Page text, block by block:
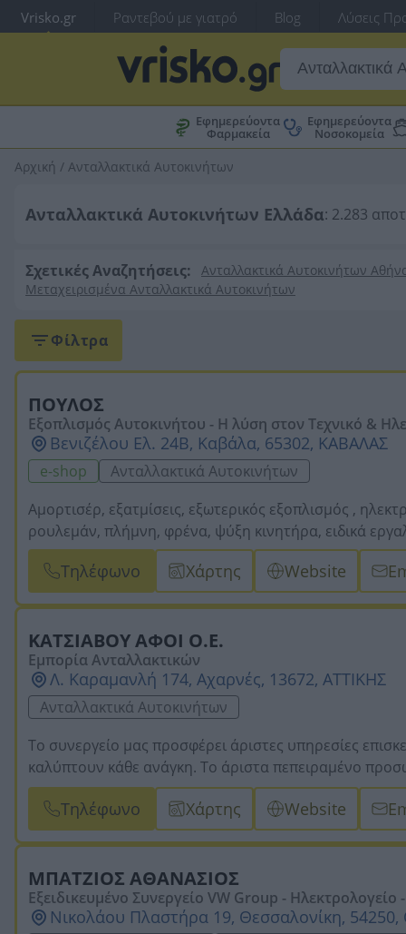
Vrisko.gr Ραντεβού με γιατρό Blog Λύσεις
Εφημερεύοντα
Φαρμακεία
Εφημερεύοντα
Νοσοκομεία
Αρχική / Ανταλλακτικά Αυτοκινήτων
Ανταλλακτικά Αυτοκινήτων Ελλάδα: 2.283
Σχετικές Αναζητήσεις: Ανταλλακτικά Αυτοκινήτων
Μεταχειρισμένα Ανταλλακτικά Αυτοκινήτων
Φίλτρα
ΠΟΥΛΟΣ
Εξοπλισμός Αυτοκινήτου - Η λύση στον Τεχνικό &
hop Ανταλλακτικών
Βενιζέλου Ελ. 24Β, Καβάλα, 65302, ΚΑΒΑΛΑΣ
e-shop
Ανταλλακτικά Αυτοκινήτων
Αμορτισέρ, εξατμίσεις, εξωτερικός εξοπλισμός ,
ρουλεμάν, πλήμνη, φρένα, ψύξη κινητήρα, ειδικά
Τηλέφωνο Χάρτης Website
ΚΑΤΣΙΑΒΟΥ ΑΦΟΙ Ο.Ε.
Εμπορία Ανταλλακτικών
Λ. Καραμανλή 174, Αχαρνές, 13672, ΑΤΤΙΚΗΣ
Ανταλλακτικά Αυτοκινήτων
Το συνεργείο μας προσφέρει άριστες υπηρεσίες
καλύπτουν κάθε ανάγκη. Το άριστα πεπειραμένο
υποστήριξης, όπως και τις καλύτερες λύσεις για
πάντα με γνώμονα την ασφάλειά σας. Διαθέτουμε
αποστολή πανελλαδικά.
Τηλέφωνο Χάρτης Website
ΜΠΑΤΖΙΟΣ ΑΘΑΝΑΣΙΟΣ
Εξειδικευμένο Συνεργείο VW Group - Ηλεκτρολογείο - Ανταλλακτικά Αυτοκινήτων – Volkswagen – A
udi – Skoda - Seat – DIESEL Service- Βελτιώσεις
Νικολάου Πλαστήρα 19, Θεσσαλονίκη,